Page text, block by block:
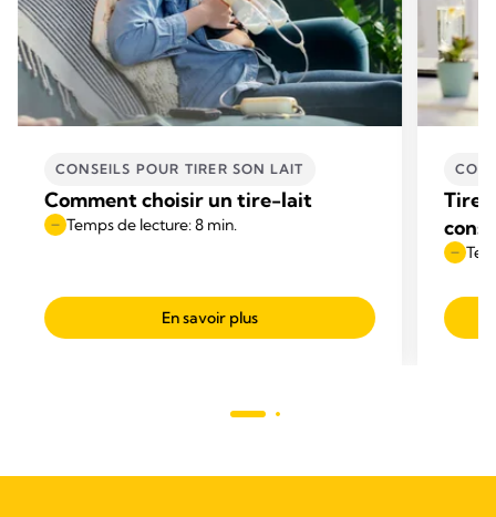
CONSEILS POUR TIRER SON LAIT
Comment choisir un tire-lait
Temps de lecture: 8 min.
En savoir plus
Tirer